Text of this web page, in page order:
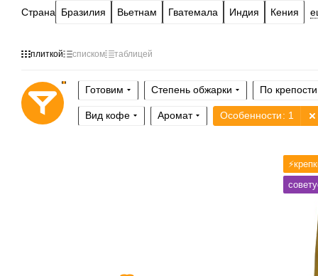
Страна Бразилия Вьетнам Гватемала Индия Кения
плиткой списком таблицей
Готовим Степень обжарки По крепости
Вид кофе Аромат Особенности: 1
Готовим
По